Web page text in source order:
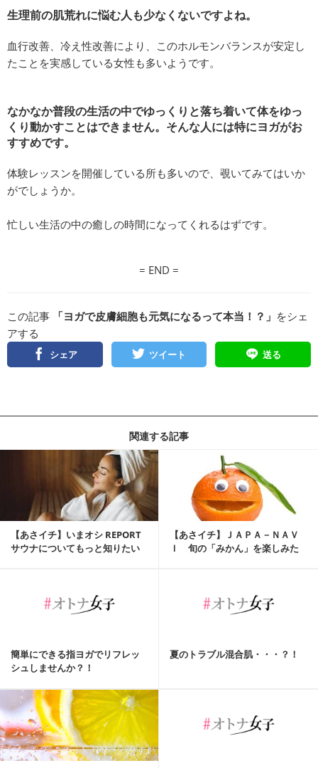
生理前の肌荒れに悩む人も少なくないですよね。
血行改善、冷え性改善により、このホルモンバランスが安定し
たことを実感している女性も多いようです。
なかなか普段の生活の中でゆっくりと落ち着いて体をゆっ
くり動かすことはできません。そんな人には特にヨガがお
すすめです。
体験レッスンを開催している所も多いので、覗いてみてはいか
がでしょうか。
忙しい生活の中の癒しの時間になってくれるはずです。
= END =
この記事 「ヨガで皮膚細胞も元気になるって本当！？」 をシェ
アする
シェア ツイート 送る
関連する記事
【あさイチ】いまオシ REPORT
サウナについてもっと知りたい
【あさイチ】ＪＡＰＡ－ＮＡＶ
Ｉ 旬の「みかん」を楽しみた
簡単にできる指ヨガでリフレッ
シュしませんか？！
夏のトラブル混合肌・・・？！